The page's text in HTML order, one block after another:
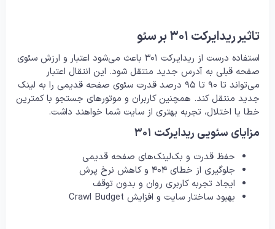
تاثیر ریدایرکت ۳۰۱ بر سئو
استفاده درست از ریدایرکت ۳۰۱ باعث می‌شود اعتبار و ارزش سئوی
صفحه قبلی به آدرس جدید منتقل شود. این انتقال اعتبار
می‌تواند تا ۹۰ تا ۹۵ درصد قدرت سئوی صفحه قدیمی را به لینک
جدید منتقل کند. همچنین کاربران و موتورهای جستجو با کمترین
خطا یا اختلال، تجربه بهتری از سایت شما خواهند داشت.
مزایای سئویی ریدایرکت ۳۰۱
حفظ قدرت و بک‌لینک‌های صفحه قدیمی
جلوگیری از خطای ۴۰۴ و کاهش نرخ پرش
ایجاد تجربه کاربری روان و بدون توقف
بهبود ساختار سایت و افزایش Crawl Budget